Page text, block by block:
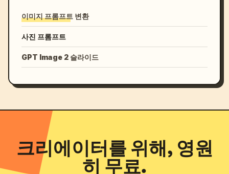
이미지 프롬프트 변환
사진 프롬프트
GPT Image 2 슬라이드
크리에이터를 위해, 영원
히 무료.